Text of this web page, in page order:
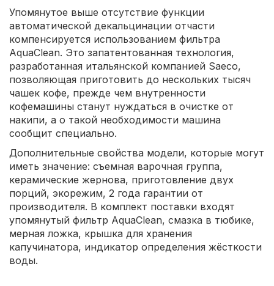
Упомянутое выше отсутствие функции
автоматической декальцинации отчасти
компенсируется использованием фильтра
AquaClean. Это запатентованная технология,
разработанная итальянской компанией Saeco,
позволяющая приготовить до нескольких тысяч
чашек кофе, прежде чем внутренности
кофемашины станут нуждаться в очистке от
накипи, а о такой необходимости машина
сообщит специально.
Дополнительные свойства модели, которые могут
иметь значение: съемная варочная группа,
керамические жернова, приготовление двух
порций, экорежим, 2 года гарантии от
производителя. В комплект поставки входят
упомянутый фильтр AquaClean, смазка в тюбике,
мерная ложка, крышка для хранения
капучинатора, индикатор определения жёсткости
воды.